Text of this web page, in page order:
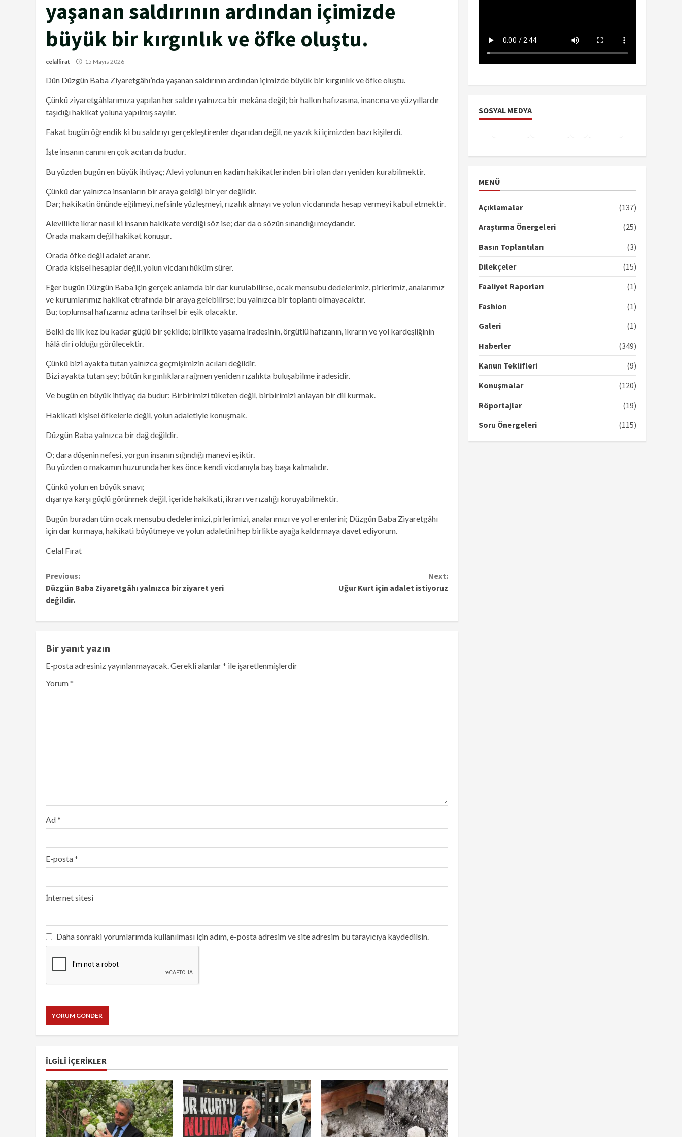
yaşanan saldırının ardından içimizde
büyük bir kırgınlık ve öfke oluştu.
celalfirat 15 Mayıs 2026
Dün Düzgün Baba Ziyaretgâhı’nda yaşanan saldırının ardından içimizde büyük bir kırgınlık ve öfke oluştu.
Çünkü ziyaretgâhlarımıza yapılan her saldırı yalnızca bir mekâna değil; bir halkın hafızasına, inancına ve yüzyıllardır
taşıdığı hakikat yoluna yapılmış sayılır.
Fakat bugün öğrendik ki bu saldırıyı gerçekleştirenler dışarıdan değil, ne yazık ki içimizden bazı kişilerdi.
İşte insanın canını en çok acıtan da budur.
Bu yüzden bugün en büyük ihtiyaç; Alevi yolunun en kadim hakikatlerinden biri olan darı yeniden kurabilmektir.
Çünkü dar yalnızca insanların bir araya geldiği bir yer değildir.
Dar; hakikatin önünde eğilmeyi, nefsinle yüzleşmeyi, rızalık almayı ve yolun vicdanında hesap vermeyi kabul etmektir.
Alevilikte ikrar nasıl ki insanın hakikate verdiği söz ise; dar da o sözün sınandığı meydandır.
Orada makam değil hakikat konuşur.
Orada öfke değil adalet aranır.
Orada kişisel hesaplar değil, yolun vicdanı hüküm sürer.
Eğer bugün Düzgün Baba için gerçek anlamda bir dar kurulabilirse, ocak mensubu dedelerimiz, pirlerimiz, analarımız
ve kurumlarımız hakikat etrafında bir araya gelebilirse; bu yalnızca bir toplantı olmayacaktır.
Bu; toplumsal hafızamız adına tarihsel bir eşik olacaktır.
Belki de ilk kez bu kadar güçlü bir şekilde; birlikte yaşama iradesinin, örgütlü hafızanın, ikrarın ve yol kardeşliğinin
hâlâ diri olduğu görülecektir.
Çünkü bizi ayakta tutan yalnızca geçmişimizin acıları değildir.
Bizi ayakta tutan şey; bütün kırgınlıklara rağmen yeniden rızalıkta buluşabilme iradesidir.
Ve bugün en büyük ihtiyaç da budur: Birbirimizi tüketen değil, birbirimizi anlayan bir dil kurmak.
Hakikati kişisel öfkelerle değil, yolun adaletiyle konuşmak.
Düzgün Baba yalnızca bir dağ değildir.
O; dara düşenin nefesi, yorgun insanın sığındığı manevi eşiktir.
Bu yüzden o makamın huzurunda herkes önce kendi vicdanıyla baş başa kalmalıdır.
Çünkü yolun en büyük sınavı;
dışarıya karşı güçlü görünmek değil, içeride hakikati, ikrarı ve rızalığı koruyabilmektir.
Bugün buradan tüm ocak mensubu dedelerimizi, pirlerimizi, analarımızı ve yol erenlerini; Düzgün Baba Ziyaretgâhı
için dar kurmaya, hakikati büyütmeye ve yolun adaletini hep birlikte ayağa kaldırmaya davet ediyorum.
Celal Fırat
Continue
Reading
Previous:
Düzgün Baba Ziyaretgâhı yalnızca bir ziyaret yeri
değildir.
Next:
Uğur Kurt için adalet istiyoruz
Bir yanıt yazın
E-posta adresiniz yayınlanmayacak.Gerekli alanlar* ile işaretlenmişlerdir
Yorum*
Ad*
E-posta*
İnternet sitesi
Daha sonraki yorumlarımda kullanılması için adım, e-posta adresim ve site adresim bu tarayıcıya kaydedilsin.
İLGILI IÇERIKLER
SOSYAL MEDYA
MENÜ
Açıklamalar
(137)
Araştırma Önergeleri
(25)
Basın Toplantıları
(3)
Dilekçeler
(15)
Faaliyet Raporları
(1)
Fashion
(1)
Galeri
(1)
Haberler
(349)
Kanun Teklifleri
(9)
Konuşmalar
(120)
Röportajlar
(19)
Soru Önergeleri
(115)